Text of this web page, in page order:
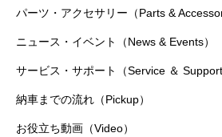
パーツ・アクセサリー（Parts &
ニュース・イベント（News & Events）
サービス・サポート（Service ＆ Support
納車までの流れ（Pickup）
お役立ち動画（Video）